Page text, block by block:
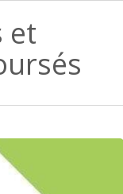
et